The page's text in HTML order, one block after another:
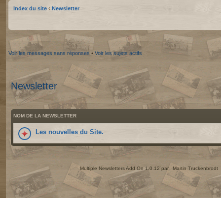
Index du site ‹ Newsletter
Voir les messages sans réponses • Voir les sujets actifs
Newsletter
NOM DE LA NEWSLETTER
Les nouvelles du Site.
Multiple Newsletters Add On 1.0.12 par Martin Truckenbrodt